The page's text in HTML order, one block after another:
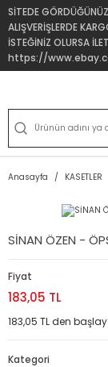
SİTEDE
ALIŞVERİŞLERDE
İSTEĞİNİZ OLURSA
https://
Anasayfa KASETLER
SİNAN ÖZEN -
Fiyat
183,05 TL
183,05 TL den
Kategori